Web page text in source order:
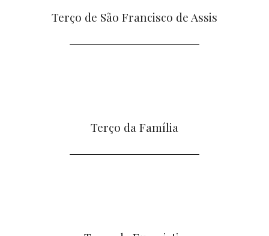
Terço de São Francisco de Assis
Terço da Família